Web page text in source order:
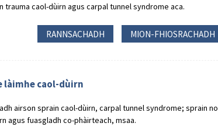
trauma caol-dùirn agus carpal tunnel syndrome aca.
RANNSACHADH MION-FHIOSRACHADH
làimhe caol-dùirn
airson sprain caol-dùirn, carpal tunnel syndrome; sprain no
agus fuasgladh co-phàirteach, msaa.